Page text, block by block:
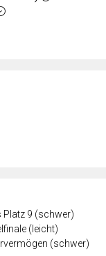
Platz 9 (schwer)
(leicht)
(schwer)